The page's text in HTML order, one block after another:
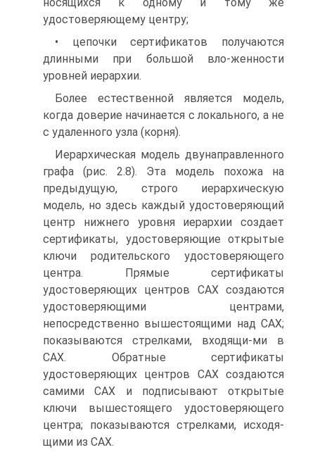
носящихся к одному и тому же
удостоверяющему центру;
• цепочки сертификатов получаются
длинными при большой вло-женности
уровней иерархии.
Более естественной является модель,
когда доверие начинается с локального, а не
с удаленного узла (корня).
Иерархическая модель двунаправленного
графа (рис. 2.8). Эта модель похожа на
предыдущую, строго иерархическую
модель, но здесь каждый удостоверяющий
центр нижнего уровня иерархии создает
сертификаты, удостоверяющие открытые
ключи родительского удостоверяющего
центра. Прямые сертификаты
удостоверяющих центров САХ создаются
удостоверяющими центрами,
непосредственно вышестоящими над САХ;
показываются стрелками, входящи-ми в
САХ. Обратные сертификаты
удостоверяющих центров САХ создаются
самими САХ и подписывают открытые
ключи вышестоящего удостоверяющего
центра; показываются стрелками, исходя-
щими из САХ.